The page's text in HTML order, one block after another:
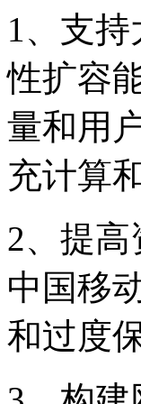
1、
性扩容
量和用
充计算
2、提
中国移
和过度保